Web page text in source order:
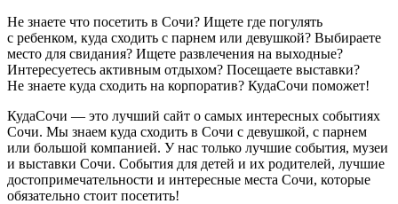
Не знаете что посетить в Сочи? Ищете где погулять
с ребенком, куда сходить с парнем или девушкой? Выбираете
место для свидания? Ищете развлечения на выходные?
Интересуетесь активным отдыхом? Посещаете выставки?
Не знаете куда сходить на корпоратив? КудаСочи поможет!
КудаСочи — это лучший сайт о самых интересных событиях
Сочи. Мы знаем куда сходить в Сочи с девушкой, с парнем
или большой компанией. У нас только лучшие события, музеи
и выставки Сочи. События для детей и их родителей, лучшие
достопримечательности и интересные места Сочи, которые
обязательно стоит посетить!